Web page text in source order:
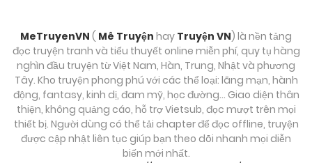
Chương 59
Tháng 9 27, 2025
Chương 58
Tháng 9 27, 2025
MeTruyenVN ( Mê Truyện hay Truyện VN) là nền tảng
đọc truyện tranh và tiểu thuyết online miễn phí, quy tụ hàng
nghìn đầu truyện từ Việt Nam, Hàn, Trung, Nhật và phương
Tây. Kho truyện phong phú với các thể loại: lãng mạn, hành
động, fantasy, kinh dị, đam mỹ, học đường… Giao diện thân
thiện, không quảng cáo, hỗ trợ Vietsub, đọc mượt trên mọi
thiết bị. Người dùng có thể tải chapter để đọc offline, truyện
được cập nhật liên tục giúp bạn theo dõi nhanh mọi diễn
biến mới nhất.